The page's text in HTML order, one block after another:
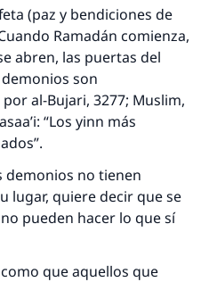
(paz y bendiciones de
Ramadán comienza,
abren, las puertas del
son
al-Bujari, 3277; Muslim,
“Los yinn más
demonios no tienen
lugar, quiere decir que se
pueden hacer lo que sí
que aquellos que